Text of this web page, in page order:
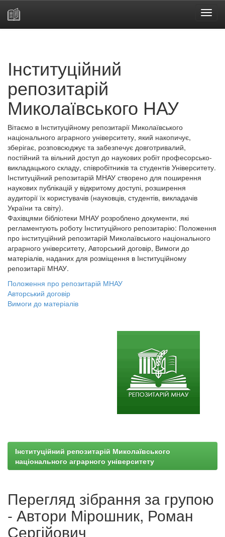
Інституційний
репозитарій
Миколаївського НАУ
Вітаємо в Інституційному репозитарії Миколаївського
національного аграрного університету, який накопичує,
зберігає, розповсюджує та забезпечує довготривалий,
постійний та вільний доступ до наукових робіт професорсько-
викладацького складу, співробітників та студентів Університету.
Інституційний репозитарій МНАУ створено для поширення
наукових публікацій у відкритому доступі, розширення
аудиторії їх користувачів (науковців, студентів, викладачів
України та світу).
Фахівцями бібліотеки МНАУ розроблено документи, які
регламентують роботу Інституційного репозитарію: Положення
про інституційний репозитарій Миколаївського національного
аграрного університету, Авторський договір, Вимоги до
матеріалів, наданих для розміщення в Інституційному
репозитарії МНАУ.
Положення про репозитарій МНАУ
Авторський договір
Вимоги до матеріалів
Інституційний репозитарій Миколаївського
національного аграрного університету
Перегляд зібрання за групою
- Автори Мірошник, Роман
Сергійович